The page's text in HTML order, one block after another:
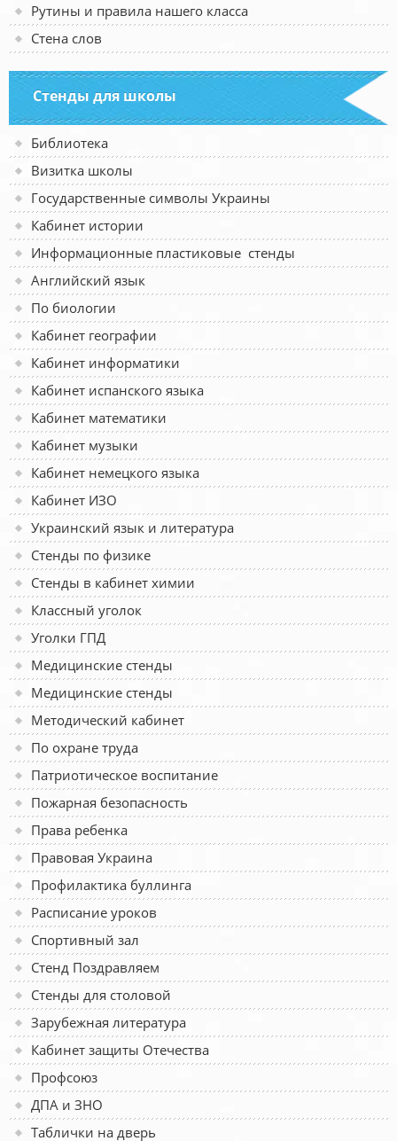
Рутины и правила нашего класса
Стена слов
Стенды для школы
Библиотека
Визитка школы
Государственные символы Украины
Кабинет истории
Информационные пластиковые стенды
Английский язык
По биологии
Кабинет географии
Кабинет информатики
Кабинет испанского языка
Кабинет математики
Кабинет музыки
Кабинет немецкого языка
Кабинет ИЗО
Украинский язык и литература
Стенды по физике
Стенды в кабинет химии
Классный уголок
Уголки ГПД
Медицинские стенды
Медицинские стенды
Методический кабинет
По охране труда
Патриотическое воспитание
Пожарная безопасность
Права ребенка
Правовая Украина
Профилактика буллинга
Расписание уроков
Спортивный зал
Стенд Поздравляем
Стенды для столовой
Зарубежная литература
Кабинет защиты Отечества
Профсоюз
ДПА и ЗНО
Таблички на дверь